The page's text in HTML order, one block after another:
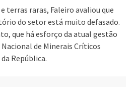
terras raras, Faleiro avaliou que
do setor está muito defasado.
que há esforço da atual gestão
de Minerais Críticos
República.